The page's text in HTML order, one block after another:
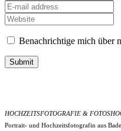
Benachrichtige mich über
Submit
HOCHZEITSFOTOGRAFIE &
Portrait- und Hochzeitsfotografin aus